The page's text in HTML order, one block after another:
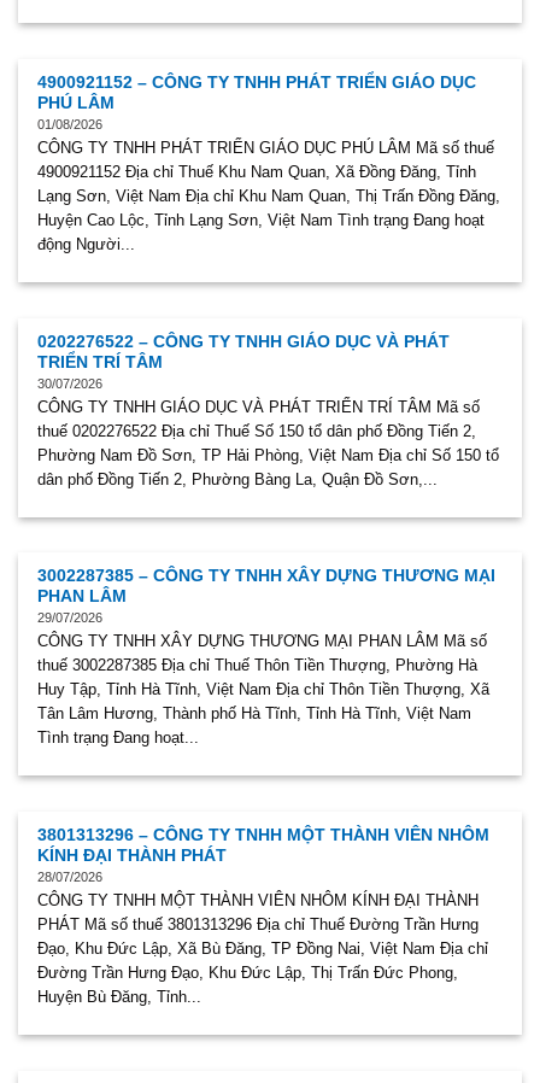
4900921152 – CÔNG TY TNHH PHÁT TRIỂN GIÁO DỤC
PHÚ LÂM
01/08/2026
CÔNG TY TNHH PHÁT TRIỂN GIÁO DỤC PHÚ LÂM Mã số thuế
4900921152 Địa chỉ Thuế Khu Nam Quan, Xã Đồng Đăng, Tỉnh
Lạng Sơn, Việt Nam Địa chỉ Khu Nam Quan, Thị Trấn Đồng Đăng,
Huyện Cao Lộc, Tỉnh Lạng Sơn, Việt Nam Tình trạng Đang hoạt
động Người...
0202276522 – CÔNG TY TNHH GIÁO DỤC VÀ PHÁT
TRIỂN TRÍ TÂM
30/07/2026
CÔNG TY TNHH GIÁO DỤC VÀ PHÁT TRIỂN TRÍ TÂM Mã số
thuế 0202276522 Địa chỉ Thuế Số 150 tổ dân phố Đồng Tiến 2,
Phường Nam Đồ Sơn, TP Hải Phòng, Việt Nam Địa chỉ Số 150 tổ
dân phố Đồng Tiến 2, Phường Bàng La, Quận Đồ Sơn,...
3002287385 – CÔNG TY TNHH XÂY DỰNG THƯƠNG MẠI
PHAN LÂM
29/07/2026
CÔNG TY TNHH XÂY DỰNG THƯƠNG MẠI PHAN LÂM Mã số
thuế 3002287385 Địa chỉ Thuế Thôn Tiền Thượng, Phường Hà
Huy Tập, Tỉnh Hà Tĩnh, Việt Nam Địa chỉ Thôn Tiền Thượng, Xã
Tân Lâm Hương, Thành phố Hà Tĩnh, Tỉnh Hà Tĩnh, Việt Nam
Tình trạng Đang hoạt...
3801313296 – CÔNG TY TNHH MỘT THÀNH VIÊN NHÔM
KÍNH ĐẠI THÀNH PHÁT
28/07/2026
CÔNG TY TNHH MỘT THÀNH VIÊN NHÔM KÍNH ĐẠI THÀNH
PHÁT Mã số thuế 3801313296 Địa chỉ Thuế Đường Trần Hưng
Đạo, Khu Đức Lập, Xã Bù Đăng, TP Đồng Nai, Việt Nam Địa chỉ
Đường Trần Hưng Đạo, Khu Đức Lập, Thị Trấn Đức Phong,
Huyện Bù Đăng, Tỉnh...